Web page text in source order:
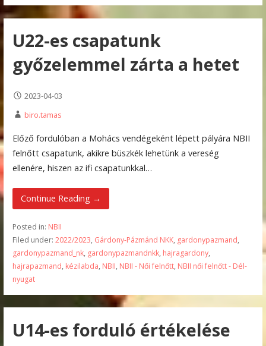
U22-es csapatunk
győzelemmel zárta a hetet
2023-04-03
biro.tamas
Előző fordulóban a Mohács vendégeként lépett pályára NBII
felnőtt csapatunk, akikre büszkék lehetünk a vereség
ellenére, hiszen az ifi csapatunkkal…
Continue Reading →
Posted in: NBII
Filed under: 2022/2023, Gárdony-Pázmánd NKK, gardonypazmand,
gardonypazmand_nk, gardonypazmandnkk, hajragardony,
hajrapazmand, kézilabda, NBII, NBII - Női felnőtt, NBII női felnőtt - Dél-
nyugat
U14-es forduló értékelése